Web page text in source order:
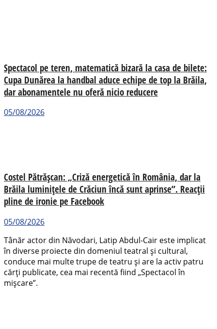
Spectacol pe teren, matematică bizară la casa de bilete:
Cupa Dunărea la handbal aduce echipe de top la Brăila,
dar abonamentele nu oferă nicio reducere
05/08/2026
Costel Pătrășcan: „Criză energetică în România, dar la
Brăila luminițele de Crăciun încă sunt aprinse”. Reacții
pline de ironie pe Facebook
05/08/2026
Tânăr actor din Năvodari, Latip Abdul-Cair este implicat
în diverse proiecte din domeniul teatral și cultural,
conduce mai multe trupe de teatru și are la activ patru
cărți publicate, cea mai recentă fiind „Spectacol în
mișcare”.